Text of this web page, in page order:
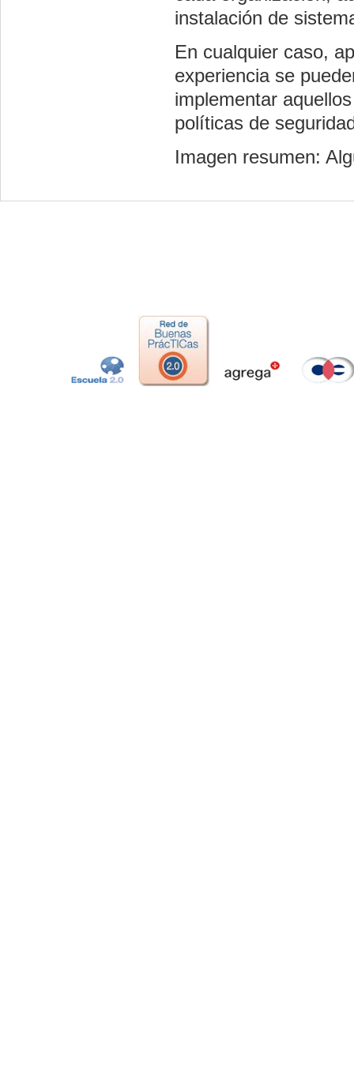
instalación de
En cualquier caso,
experiencia se
implementar
políticas de
Imagen resumen: